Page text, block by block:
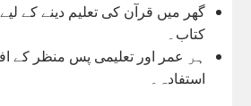
گھر میں قرآن کی تعلیم دینے کے
کتاب۔
ہر عمر اور تعلیمی پس منظر کے
استفادہ۔